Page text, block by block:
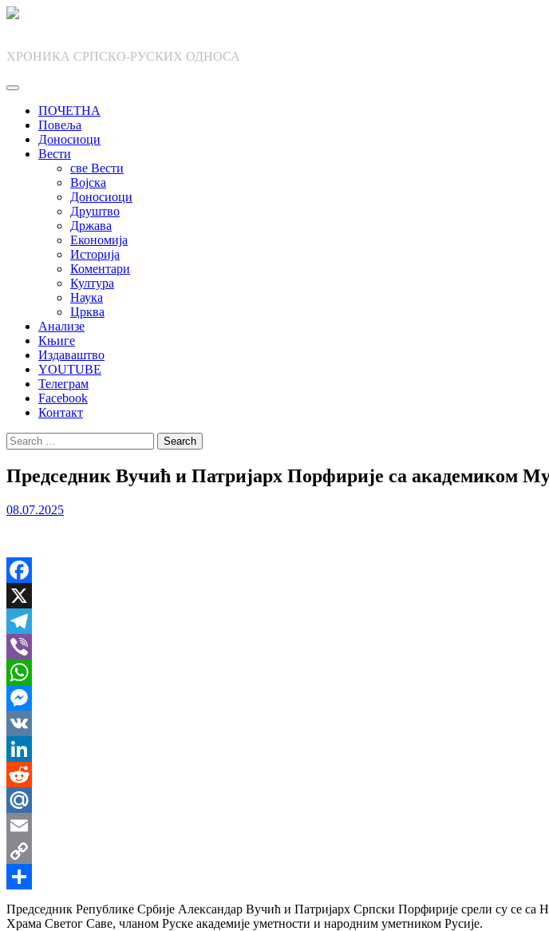
Skip
ХРОНИКА СРПСКО-РУСКИХ ОДНОСА
ПОЧЕТНА
Повеља
Доносиоци
Вести
све Вести
Војска
Доносиоци
Друштво
Држава
Економија
Историја
Коментари
Култура
Наука
Црква
Анализе
Књиге
Издаваштво
YOUTUBE
Телеграм
Facebook
Контакт
Search
for:
Председник Вучић и Патријарх Порфирије са академиком
08.07.2025
Facebook
X
Telegram
Viber
WhatsApp
Messenger
VK
LinkedIn
Reddit
Mail.Ru
Email
Copy
Link
Share
Председник Републике Србије Александар Вучић и Патријарх Српски Порфирије срели су се
Храма Светог Саве, чланом Руске академије уметности и народним уметником Русије.